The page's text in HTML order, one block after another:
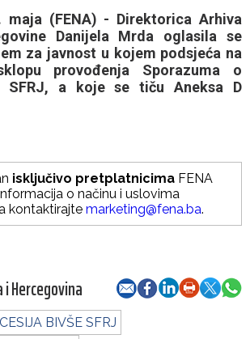
maja (FENA) - Direktorica Arhiva
Danijela Mrda oglasila se
za javnost u kojem podsjeća na
provođenja Sporazuma o
SFRJ, a koje se tiču Aneksa D
isključivo pretplatnicima FENA
o načinu i uslovima
kontaktirajte marketing@fena.ba.
i Hercegovina
BIVŠE SFRJ